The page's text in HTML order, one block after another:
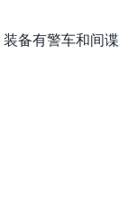
备有警车和间谍